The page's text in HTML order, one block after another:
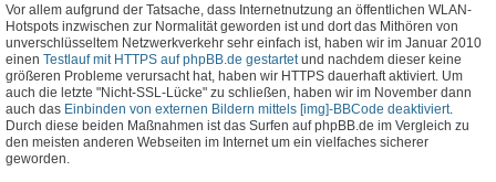
Vor allem aufgrund der Tatsache, dass Internetnutzung an öffentlichen WLAN-
Hotspots inzwischen zur Normalität geworden ist und dort das Mithören von
unverschlüsseltem Netzwerkverkehr sehr einfach ist, haben wir im Januar 2010
einen Testlauf mit HTTPS auf phpBB.de gestartetund nachdem dieser keine
größeren Probleme verursacht hat, haben wir HTTPS dauerhaft aktiviert. Um
auch die letzte "Nicht-SSL-Lücke" zu schließen, haben wir im November dann
auch das Einbinden von externen Bildern mittels [img]-BBCode deaktiviert.
Durch diese beiden Maßnahmen ist das Surfen auf phpBB.de im Vergleich zu
den meisten anderen Webseiten im Internet um ein vielfaches sicherer
geworden.